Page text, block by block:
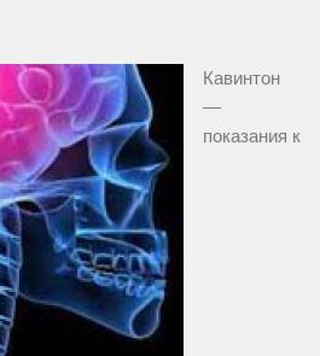
Кавинтон
—
показания к